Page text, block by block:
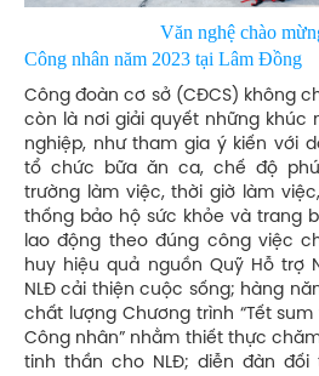
Văn nghệ chào mừng lễ
Công nhân năm 2023 tại Lâm Đồng
Công đoàn cơ sở (CĐCS) không
còn là nơi giải quyết những khúc
nghiệp, như tham gia ý kiến với
tổ chức bữa ăn ca, chế độ
trường làm việc, thời giờ làm
thống bảo hộ sức khỏe và trang
lao động theo đúng công việc
huy hiệu quả nguồn Quỹ Hỗ trợ
NLĐ cải thiện cuộc sống; hàng
chất lượng Chương trình “Tết sum
Công nhân” nhằm thiết thực
tinh thần cho NLĐ; diễn đàn đối